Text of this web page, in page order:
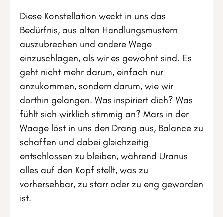
Diese Konstellation weckt in uns das
Bedürfnis, aus alten Handlungsmustern
auszubrechen und andere Wege
einzuschlagen, als wir es gewohnt sind. Es
geht nicht mehr darum, einfach nur
anzukommen, sondern darum, wie wir
dorthin gelangen. Was inspiriert dich? Was
fühlt sich wirklich stimmig an? Mars in der
Waage löst in uns den Drang aus, Balance zu
schaffen und dabei gleichzeitig
entschlossen zu bleiben, während Uranus
alles auf den Kopf stellt, was zu
vorhersehbar, zu starr oder zu eng geworden
ist.